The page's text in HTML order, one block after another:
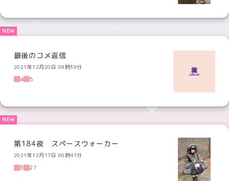
最後のコメ返信
2021年12月20日 09時39分
4
5
第184夜 スペースウォーカー
2021年12月17日 00時41分
3
27